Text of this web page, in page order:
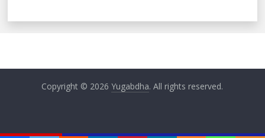
Copyright © 2026Yugabdha. All rights reserved.